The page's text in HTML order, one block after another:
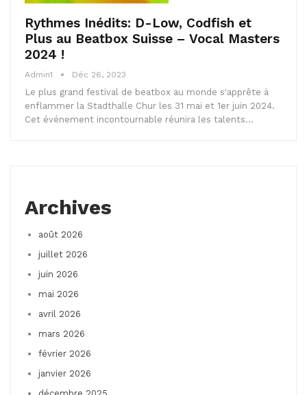
Rythmes Inédits: D-Low, Codfish et
Plus au Beatbox Suisse – Vocal Masters
2024 !
Admin1 Déc 26, 2023
Le plus grand festival de beatbox au monde s'apprête à
enflammer la Stadthalle Chur les 31 mai et 1er juin 2024.
Cet événement incontournable réunira les talents…
Archives
août 2026
juillet 2026
juin 2026
mai 2026
avril 2026
mars 2026
février 2026
janvier 2026